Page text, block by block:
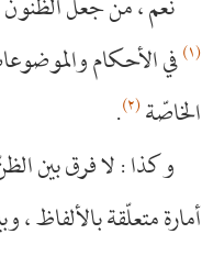
نعم ، من جعل الظنون
(١) في الأحكام
الخاصّة(٢) .
وكذا : لا فرق بين
أمارة متعلّقة بالألفاظ ،